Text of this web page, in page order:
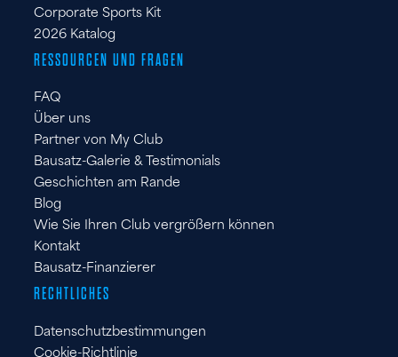
Corporate Sports Kit
2026 Katalog
RESSOURCEN UND FRAGEN
FAQ
Über uns
Partner von My Club
Bausatz-Galerie & Testimonials
Geschichten am Rande
Blog
Wie Sie Ihren Club vergrößern können
Kontakt
Bausatz-Finanzierer
RECHTLICHES
Datenschutzbestimmungen
Cookie-Richtlinie